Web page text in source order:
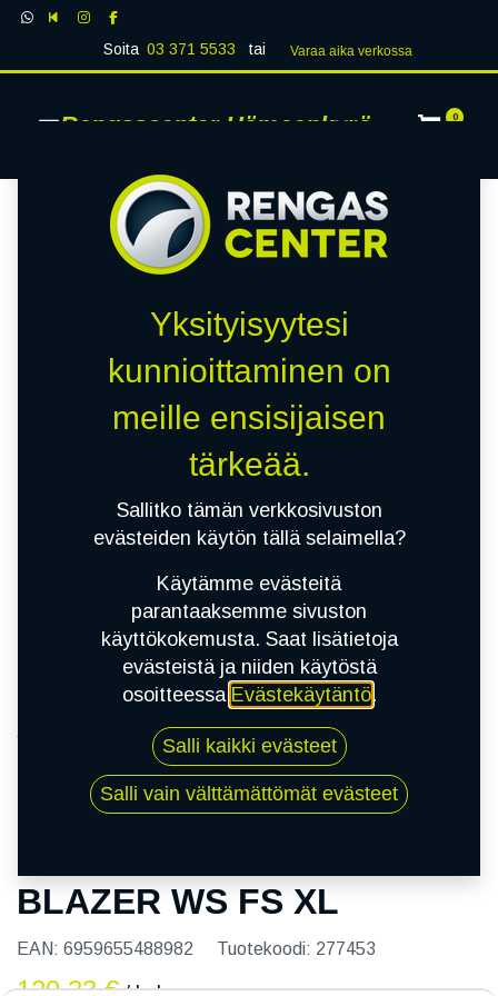
Soita 03 371 5533 tai Varaa aika verk​​​​ossa
Rengascenter Hämeenkyrö 0
195/55R16 91T SAILUN ICE BLAZER WS FS XL
BLAZER WS FS XL
EAN: 6959655488982 Tuotekoodi: 277453
120,23€
Yksityisyytesi
kunnioittaminen on
meille ensisijaisen
tärkeää.
Sallitko tämän verkkosivuston
evästeiden käytön tällä selaimella?
Käytämme evästeitä
parantaaksemme sivuston
käyttökokemusta. Saat lisätietoja
evästeistä ja niiden käytöstä
osoitteessa Evästekäytäntö.
Salli kaikki evästeet
Salli vain välttämättömät evästeet